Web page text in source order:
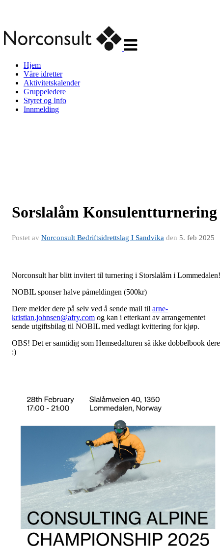
navigasjon
Hjem
Våre idretter
Aktivitetskalender
Gruppeledere
Styret og Info
Innmelding
Sorslalåm Konsulentturnering
Postet av Norconsult Bedriftsidrettslag I Sandvika den 5. feb 2025
Norconsult har blitt invitert til turnering i Storslalåm i Lommedalen!
NOBIL sponser halve påmeldingen (500kr)
Dere melder dere på selv ved å sende mail til arne-
kristian.johnsen@afry.com og kan i etterkant av arrangementet
sende utgiftsbilag til NOBIL med vedlagt kvittering for kjøp.
OBS! Det er samtidig som Hemsedalturen så ikke dobbelbook dere
:)